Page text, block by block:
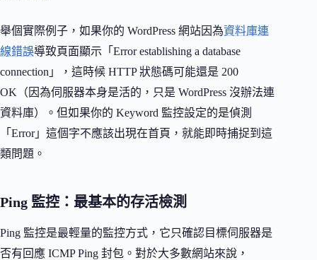
舉個實際例子，如果你的 WordPress 網站因為資料庫連
線錯誤導致頁面顯示「Error establishing a database
connection」，這時候 HTTP 狀態碼可能還是 200
OK（因為伺服器本身是活的，只是 WordPress 沒辦法連
資料庫）。但如果你的 Keyword 監控設定的是偵測
「Error」這個字不應該出現在首頁，就能即時捕捉到這
類問題。
Ping 監控：最基本的存活檢測
Ping 監控是最輕量的監控方式，它只確認目標伺服器是
否有回應 ICMP Ping 封包。對於大多數網站來說，